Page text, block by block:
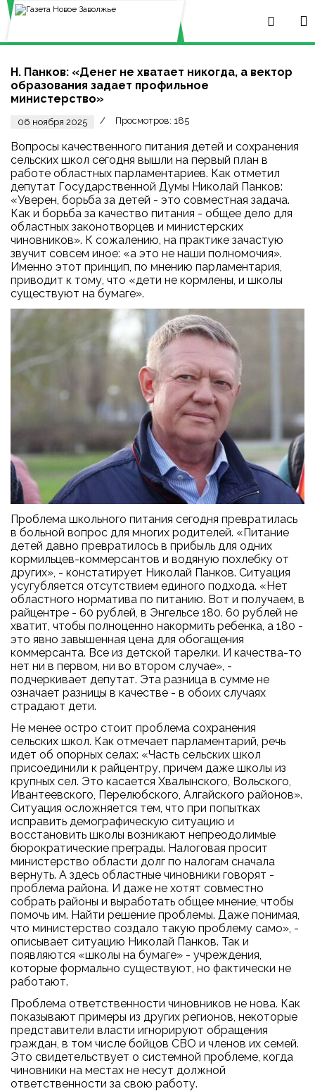
Н. Панков: «Денег не хватает никогда, а вектор
образования задает профильное
министерство»
06 ноября 2025 Просмотров: 185
Вопросы качественного питания детей и сохранения
сельских школ сегодня вышли на первый план в
работе областных парламентариев. Как отметил
депутат Государственной Думы Николай Панков:
«Уверен, борьба за детей - это совместная задача.
Как и борьба за качество питания - общее дело для
областных законотворцев и министерских
чиновников». К сожалению, на практике зачастую
звучит совсем иное: «а это не наши полномочия».
Именно этот принцип, по мнению парламентария,
приводит к тому, что «дети не кормлены, и школы
существуют на бумаге».
Проблема школьного питания сегодня превратилась
в больной вопрос для многих родителей. «Питание
детей давно превратилось в прибыль для одних
кормильцев-коммерсантов и водяную похлебку от
других», - констатирует Николай Панков. Ситуация
усугубляется отсутствием единого подхода. «Нет
областного норматива по питанию. Вот и получаем, в
райцентре - 60 рублей, в Энгельсе 180. 60 рублей не
хватит, чтобы полноценно накормить ребенка, а 180 -
это явно завышенная цена для обогащения
коммерсанта. Все из детской тарелки. И качества-то
нет ни в первом, ни во втором случае», -
подчеркивает депутат. Эта разница в сумме не
означает разницы в качестве - в обоих случаях
страдают дети.
Не менее остро стоит проблема сохранения
сельских школ. Как отмечает парламентарий, речь
идет об опорных селах: «Часть сельских школ
присоединили к райцентру, причем даже школы из
крупных сел. Это касается Хвалынского, Вольского,
Ивантеевского, Перелюбского, Алгайского районов».
Ситуация осложняется тем, что при попытках
исправить демографическую ситуацию и
восстановить школы возникают непреодолимые
бюрократические преграды. Налоговая просит
министерство области долг по налогам сначала
вернуть. А здесь областные чиновники говорят -
проблема района. И даже не хотят совместно
собрать районы и выработать общее мнение, чтобы
помочь им. Найти решение проблемы. Даже понимая,
что министерство создало такую проблему само», -
описывает ситуацию Николай Панков. Так и
появляются «школы на бумаге» - учреждения,
которые формально существуют, но фактически не
работают.
Проблема ответственности чиновников не нова. Как
показывают примеры из других регионов, некоторые
представители власти игнорируют обращения
граждан, в том числе бойцов СВО и членов их семей.
Это свидетельствует о системной проблеме, когда
чиновники на местах не несут должной
ответственности за свою работу.